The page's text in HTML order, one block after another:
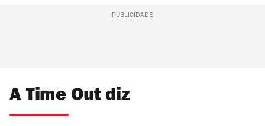
PUBLICIDADE
A Time Out diz